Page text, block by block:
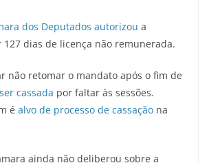
dos Deputados autorizou a
dias de licença não remunerada.
não retomar o mandato após o fim de
cassada por faltar às sessões.
é alvo de processo de cassação na
ainda não deliberou sobre a